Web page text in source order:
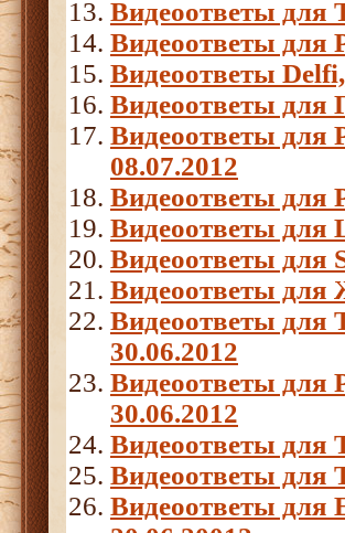
Видеоответы для
Видеоответы для
Видеоответы
Видеоответы для
Видеоответы для
08.07.2012
Видеоответы для
Видеоответы для
Видеоответы для
Видеоответы для
Видеоответы для
30.06.2012
Видеоответы для
30.06.2012
Видеоответы для
Видеоответы для
Видеоответы